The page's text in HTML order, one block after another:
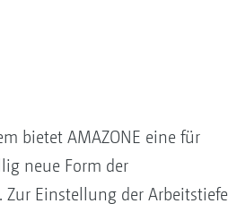
bietet AMAZONE eine für
neue Form der
Einstellung der Arbeitstiefe